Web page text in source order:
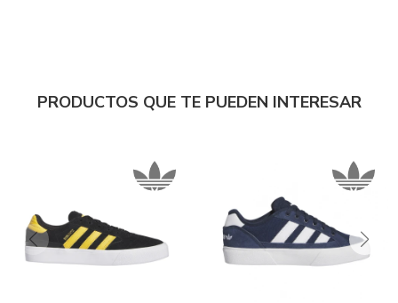
PRODUCTOS QUE TE PUEDEN INTERESAR